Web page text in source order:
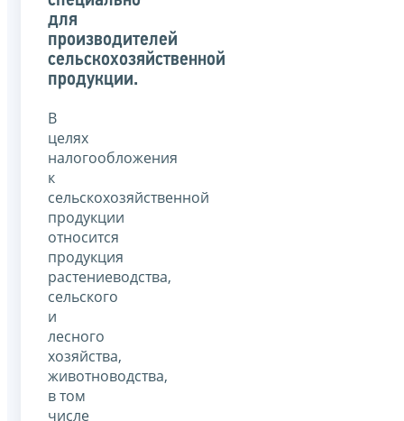
для
производителей
сельскохозяйственной
продукции.
В
целях
налогообложения
к
сельскохозяйственной
продукции
относится
продукция
растениеводства,
сельского
и
лесного
хозяйства,
животноводства,
в том
числе